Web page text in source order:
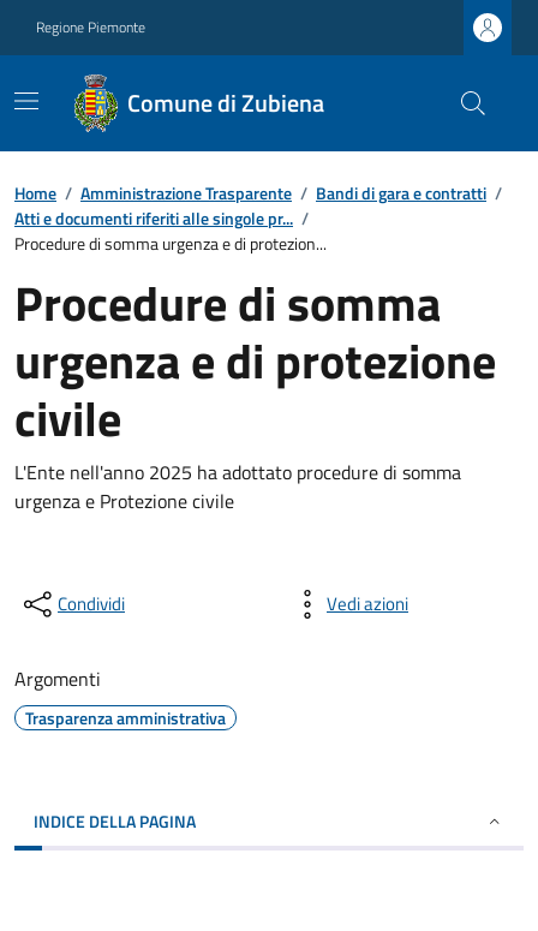
Regione Piemonte
Comune di Zubiena
Home / Amministrazione Trasparente / Bandi di gara e contratti /
Atti e documenti riferiti alle singole pr... /
Procedure di somma urgenza e di protezion...
Procedure di somma
urgenza e di protezione
civile
L'Ente nell'anno 2025 ha adottato procedure di somma
urgenza e Protezione civile
Condividi Vedi azioni
Argomenti
Trasparenza amministrativa
INDICE DELLA PAGINA